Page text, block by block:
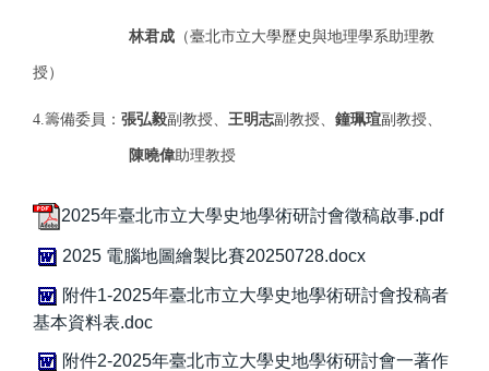
林君成 （臺北市立大學歷史與地理學系助理教
授）
4.籌備委員： 張弘毅副教授、 王明志副教授、 鐘珮瑄副教授、
陳曉偉助理教授
2025年臺北市立大學史地學術研討會徵稿啟事.pdf
2025 電腦地圖繪製比賽20250728.docx
附件1-2025年臺北市立大學史地學術研討會投稿者
基本資料表.doc
附件2-2025年臺北市立大學史地學術研討會一著作